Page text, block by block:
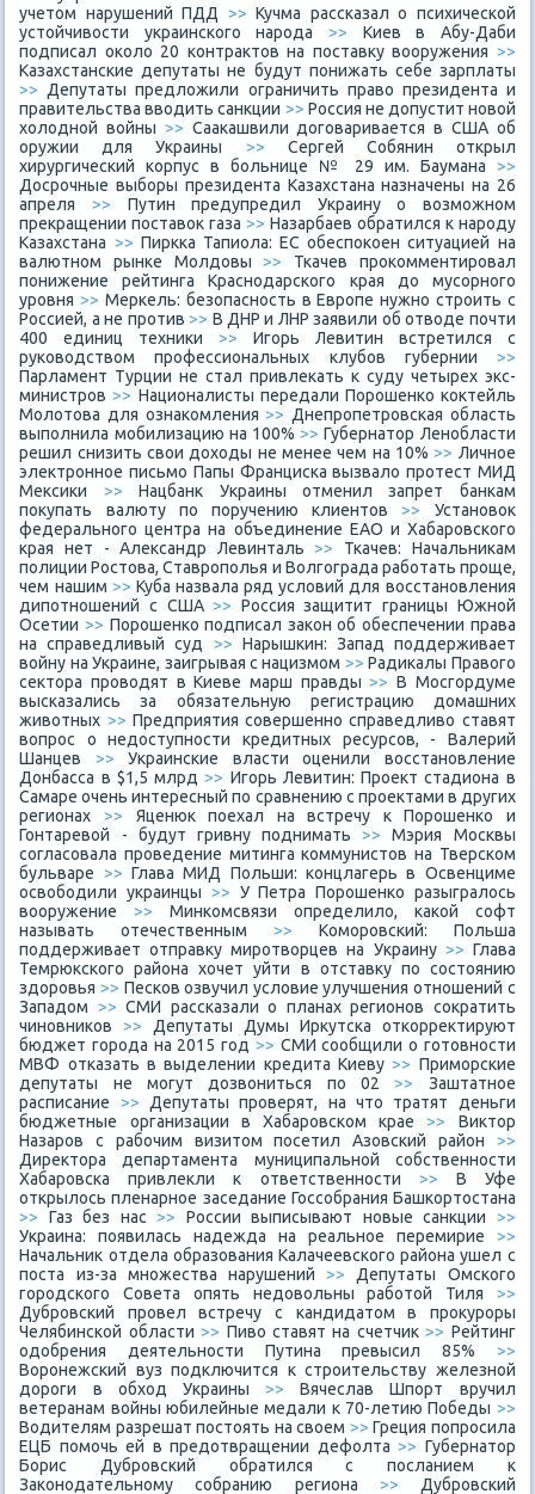
учетом нарушений ПДД >>Кучма рассказал о психической
устойчивости украинского народа >> Киев в Абу-Даби
подписал около 20 контрактов на поставку вооружения >>
Казахстанские депутаты не будут понижать себе зарплаты
>> Депутаты предложили ограничить право президента и
правительства вводить санкции >> Россия не допустит новой
холодной войны >> Саакашвили договаривается в США об
оружии для Украины >> Сергей Собянин открыл
хирургический корпус в больнице № 29 им. Баумана >>
Досрочные выборы президента Казахстана назначены на 26
апреля >> Путин предупредил Украину о возможном
прекращении поставок газа>> Назарбаев обратился к народу
Казахстана >> Пиркка Тапиола: ЕС обеспокоен ситуацией на
валютном рынке Молдовы>> Ткачев прокомментировал
понижение рейтинга Краснодарского края до мусорного
уровня>> Меркель: безопасность в Европе нужно строить с
Россией, а не против>> В ДНР и ЛНР заявили об отводе почти
400 единиц техники>> Игорь Левитин встретился с
руководством профессиональных клубов губернии >>
Парламент Турции не стал привлекать к суду четырех экс-
министров>> Националисты передали Порошенко коктейль
Молотова для ознакомления>> Днепропетровская область
выполнила мобилизацию на 100%>>Губернатор Ленобласти
решил снизить свои доходы не менее чем на 10%>> Личное
электронное письмо Папы Франциска вызвало протест МИД
Мексики >>Нацбанк Украины отменил запрет банкам
покупать валюту по поручению клиентов>> Установок
федерального центра на объединение ЕАО и Хабаровского
края нет - Александр Левинталь>> Ткачев: Начальникам
полиции Ростова, Ставрополья и Волгограда работать проще,
чем нашим >> Куба назвала ряд условий для восстановления
дипотношений с США>> Россия защитит границы Южной
Осетии>> Порошенко подписал закон об обеспечении права
на справедливый суд >> Нарышкин: Запад поддерживает
войну на Украине, заигрывая с нацизмом >>Радикалы Правого
сектора проводят в Киеве марш правды>> В Мосгордуме
высказались за обязательную регистрацию домашних
животных >> Предприятия совершенно справедливо ставят
вопрос о недоступности кредитных ресурсов, - Валерий
Шанцев >>Украинские власти оценили восстановление
Донбасса в $1,5 млрд>> Игорь Левитин: Проект стадиона в
Самаре очень интересный по сравнению с проектами в других
регионах >> Яценюк поехал на встречу к Порошенко и
Гонтаревой - будут гривну поднимать>>Мэрия Москвы
согласовала проведение митинга коммунистов на Тверском
бульваре >>Глава МИД Польши: концлагерь в Освенциме
освободили украинцы >> У Петра Порошенко разыгралось
вооружение>>Минкомсвязи определило, какой софт
называть отечественным >> Коморовский: Польша
поддерживает отправку миротворцев на Украину >> Глава
Темрюкского района хочет уйти в отставку по состоянию
здоровья>> Песков озвучил условие улучшения отношений с
Западом >>СМИ рассказали о планах регионов сократить
чиновников>> Депутаты Думы Иркутска откорректируют
бюджет города на 2015 год >> СМИ сообщили о готовности
МВФ отказать в выделении кредита Киеву>> Приморские
депутаты не могут дозвониться по 02>> Заштатное
расписание >> Депутаты проверят, на что тратят деньги
бюджетные организации в Хабаровском крае>> Виктор
Назаров с рабочим визитом посетил Азовский район >>
Директора департамента муниципальной собственности
Хабаровска привлекли к ответственности >> В Уфе
открылось пленарное заседание Госсобрания Башкортостана
>> Газ без нас>> России выписывают новые санкции >>
Украина: появилась надежда на реальное перемирие >>
Начальник отдела образования Калачеевского района ушел с
поста из-за множества нарушений>> Депутаты Омского
городского Совета опять недовольны работой Тиля >>
Дубровский провел встречу с кандидатом в прокуроры
Челябинской области>> Пиво ставят на счетчик>> Рейтинг
одобрения деятельности Путина превысил 85% >>
Воронежский вуз подключится к строительству железной
дороги в обход Украины>>Вячеслав Шпорт вручил
ветеранам войны юбилейные медали к 70-летию Победы >>
Водителям разрешат постоять на своем >>Греция попросила
ЕЦБ помочь ей в предотвращении дефолта>> Губернатор
Борис Дубровский обратился с посланием к
Законодательному собранию региона >> Дубровский